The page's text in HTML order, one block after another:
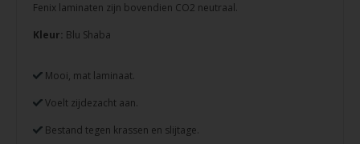
Fenix laminaten zijn bovendien CO2 neutraal.
Kleur: Blu Shaba
Mooi, mat laminaat.
Voelt zijdezacht aan.
Bestand tegen krassen en slijtage.